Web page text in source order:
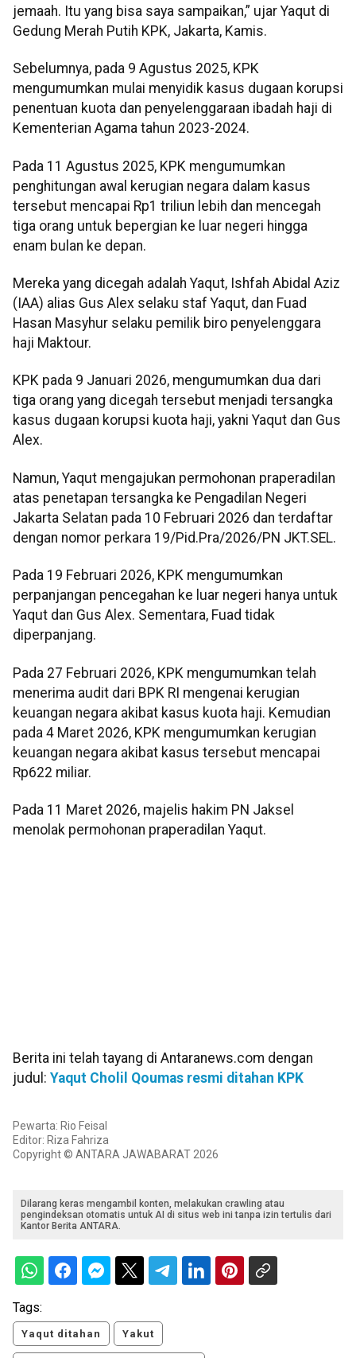
jemaah. Itu yang bisa saya sampaikan,” ujar Yaqut di
Gedung Merah Putih KPK, Jakarta, Kamis.
Sebelumnya, pada 9 Agustus 2025, KPK
mengumumkan mulai menyidik kasus dugaan korupsi
penentuan kuota dan penyelenggaraan ibadah haji di
Kementerian Agama tahun 2023-2024.
Pada 11 Agustus 2025, KPK mengumumkan
penghitungan awal kerugian negara dalam kasus
tersebut mencapai Rp1 triliun lebih dan mencegah
tiga orang untuk bepergian ke luar negeri hingga
enam bulan ke depan.
Mereka yang dicegah adalah Yaqut, Ishfah Abidal Aziz
(IAA) alias Gus Alex selaku staf Yaqut, dan Fuad
Hasan Masyhur selaku pemilik biro penyelenggara
haji Maktour.
KPK pada 9 Januari 2026, mengumumkan dua dari
tiga orang yang dicegah tersebut menjadi tersangka
kasus dugaan korupsi kuota haji, yakni Yaqut dan Gus
Alex.
Namun, Yaqut mengajukan permohonan praperadilan
atas penetapan tersangka ke Pengadilan Negeri
Jakarta Selatan pada 10 Februari 2026 dan terdaftar
dengan nomor perkara 19/Pid.Pra/2026/PN JKT.SEL.
Pada 19 Februari 2026, KPK mengumumkan
perpanjangan pencegahan ke luar negeri hanya untuk
Yaqut dan Gus Alex. Sementara, Fuad tidak
diperpanjang.
Pada 27 Februari 2026, KPK mengumumkan telah
menerima audit dari BPK RI mengenai kerugian
keuangan negara akibat kasus kuota haji. Kemudian
pada 4 Maret 2026, KPK mengumumkan kerugian
keuangan negara akibat kasus tersebut mencapai
Rp622 miliar.
Pada 11 Maret 2026, majelis hakim PN Jaksel
menolak permohonan praperadilan Yaqut.
Berita ini telah tayang di Antaranews.com dengan
judul: Yaqut Cholil Qoumas resmi ditahan KPK
Pewarta: Rio Feisal
Editor: Riza Fahriza
Copyright © ANTARA JAWABARAT 2026
Dilarang keras mengambil konten, melakukan crawling atau
pengindeksan otomatis untuk AI di situs web ini tanpa izin tertulis dari
Kantor Berita ANTARA.
Tags:
Yaqut ditahan Yakut